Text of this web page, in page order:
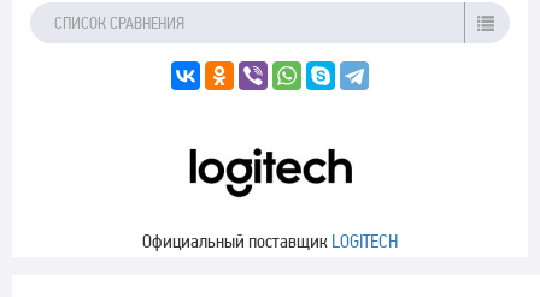
СПИСОК СРАВНЕНИЯ
Официальный поставщик LOGITECH